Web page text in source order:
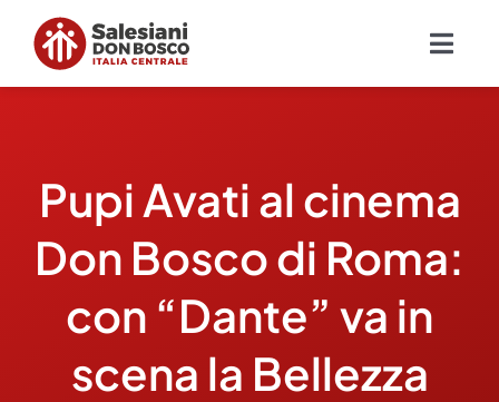
contenuto
Missione
Ambiti
Ambienti educativi e servizi
Pupi Avati al cinema
Don Bosco di Roma:
con “Dante” va in
scena la Bellezza